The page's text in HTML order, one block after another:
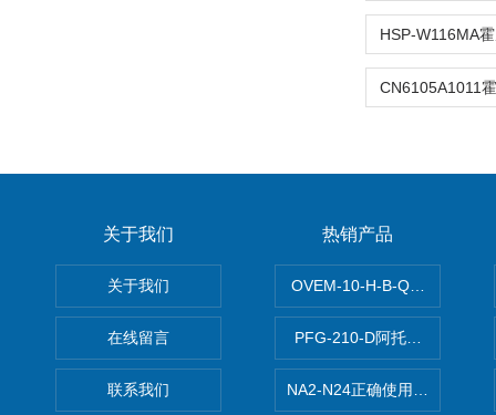
关于我们
关于我们
在线留言
联系我们
热销产品
OVEM-10-H-B-QO-CE-N-2P
PFG-210-D阿托斯ATOS电
NA2-N24正确使用松下安全光